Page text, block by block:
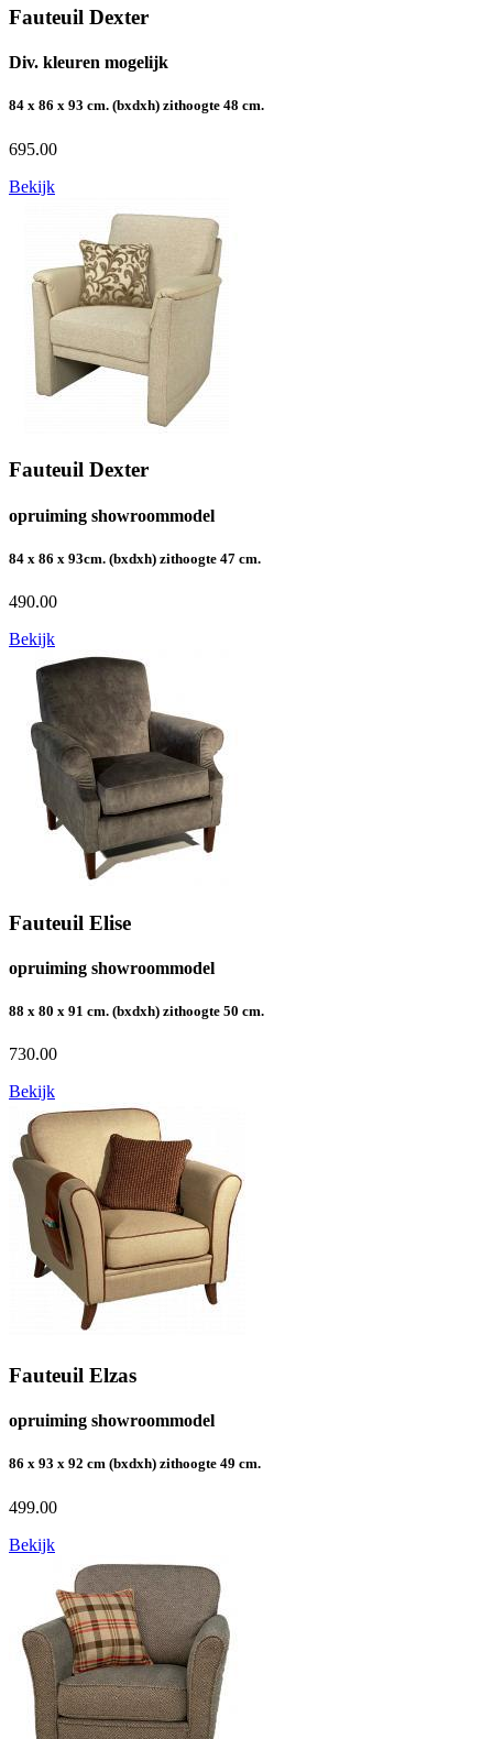
Fauteuil Dexter
Div. kleuren mogelijk
84 x 86 x 93 cm. (bxdxh) zithoogte 48 cm.
695.00
Bekijk
Fauteuil Dexter
opruiming showroommodel
84 x 86 x 93cm. (bxdxh) zithoogte 47 cm.
490.00
Bekijk
Fauteuil Elise
opruiming showroommodel
88 x 80 x 91 cm. (bxdxh) zithoogte 50 cm.
730.00
Bekijk
Fauteuil Elzas
opruiming showroommodel
86 x 93 x 92 cm (bxdxh) zithoogte 49 cm.
499.00
Bekijk